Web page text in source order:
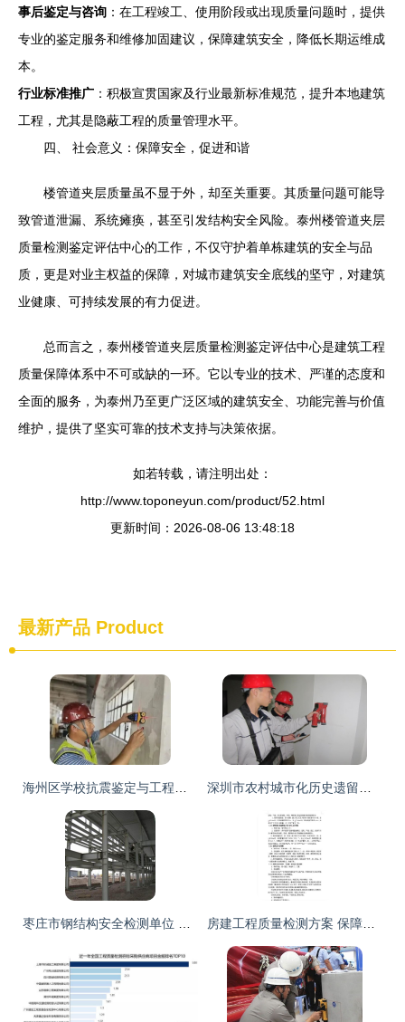
事后鉴定与咨询 ：在工程竣工、使用阶段或出现质量问题时，提供
专业的鉴定服务和维修加固建议，保障建筑安全，降低长期运维成
本。
行业标准推广 ：积极宣贯国家及行业最新标准规范，提升本地建筑
工程，尤其是隐蔽工程的质量管理水平。
四、 社会意义：保障安全，促进和谐
楼管道夹层质量虽不显于外，却至关重要。其质量问题可能导
致管道泄漏、系统瘫痪，甚至引发结构安全风险。泰州楼管道夹层
质量检测鉴定评估中心的工作，不仅守护着单栋建筑的安全与品
质，更是对业主权益的保障，对城市建筑安全底线的坚守，对建筑
业健康、可持续发展的有力促进。
总而言之，泰州楼管道夹层质量检测鉴定评估中心是建筑工程
质量保障体系中不可或缺的一环。它以专业的技术、严谨的态度和
全面的服务，为泰州乃至更广泛区域的建筑安全、功能完善与价值
维护，提供了坚实可靠的技术支持与决策依据。
如若转载，请注明出处：
http://www.toponeyun.com/product/52.html
更新时间：2026-08-06 13:48:18
最新产品 Product